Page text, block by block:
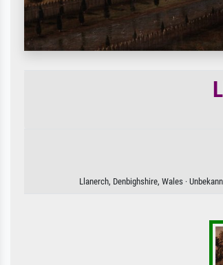
Llanerch, Denbighshire, Wales ·